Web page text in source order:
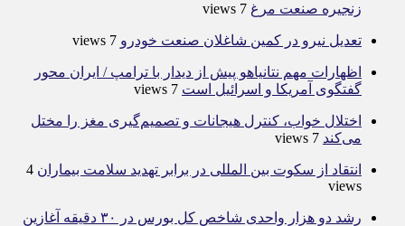
زنجیره صنعت مرغ 7 views
تعدیل نیرو در کمین شاغلان صنعت خودرو 7 views
اظهارات مهم نتانیاهو پیش از دیدار با ترامپ / ایران محور
گفتگوی آمریکا و اسرائیل است 7 views
اختلال خواب، کنترل هیجانات و تصمیم‌گیری مغز را مختل
می‌کند 7 views
انتقاد از سکوت بین المللی در برابر تهدید سلامت بیماران 4
views
رشد دو هزار واحدی شاخص کل بورس در ۳۰ دقیقه آغازین